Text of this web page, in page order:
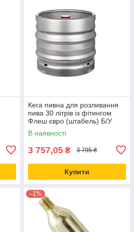
Кега пивна для розливання
пива 30 літрів із фітингом
Флеш євро (штабель) Б/У
В наявності
3 757,05 ₴ 3 795 ₴
Купити
–1%